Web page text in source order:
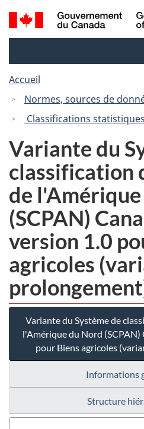
à
Recherche
et
Accueil
Normes, sources de
Classifications statistiques
Variante du
classification
de
(SCPAN)
version 1.0
agricoles
Variante du Système de
l'Amérique du Nord (SCPAN)
pour Biens agricoles
Informations
Structure